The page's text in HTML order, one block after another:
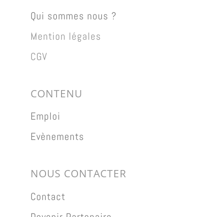
Qui sommes nous ?
Mention légales
CGV
CONTENU
Emploi
Evènements
NOUS CONTACTER
Contact